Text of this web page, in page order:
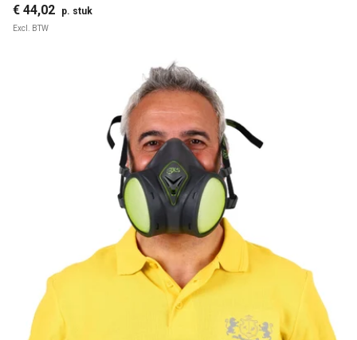
€ 44,02 p. stuk
Excl. BTW